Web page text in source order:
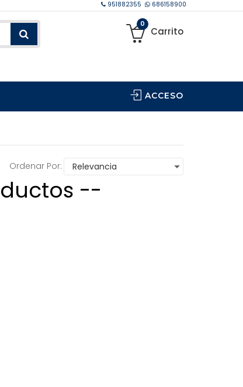
951882355 686158900
0
Carrito
ACCESO
Ordenar Por:
--